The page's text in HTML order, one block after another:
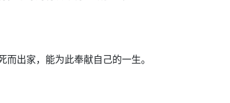
出家，能为此奉献自己的一生。